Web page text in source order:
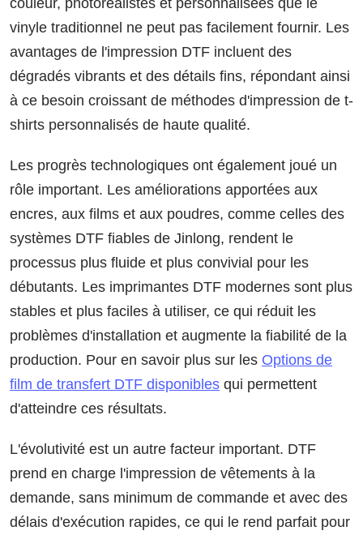
couleur, photoréalistes et personnalisées que le
vinyle traditionnel ne peut pas facilement fournir. Les
avantages de l'impression DTF incluent des
dégradés vibrants et des détails fins, répondant ainsi
à ce besoin croissant de méthodes d'impression de t-
shirts personnalisés de haute qualité.
Les progrès technologiques ont également joué un
rôle important. Les améliorations apportées aux
encres, aux films et aux poudres, comme celles des
systèmes DTF fiables de Jinlong, rendent le
processus plus fluide et plus convivial pour les
débutants. Les imprimantes DTF modernes sont plus
stables et plus faciles à utiliser, ce qui réduit les
problèmes d'installation et augmente la fiabilité de la
production. Pour en savoir plus sur les Options de
film de transfert DTF disponibles qui permettent
d'atteindre ces résultats.
L'évolutivité est un autre facteur important. DTF
prend en charge l'impression de vêtements à la
demande, sans minimum de commande et avec des
délais d'exécution rapides, ce qui le rend parfait pour